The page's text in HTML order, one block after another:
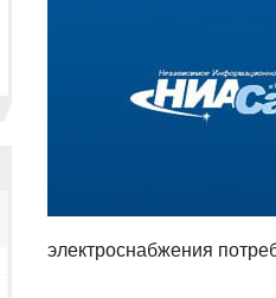
электроснабжения